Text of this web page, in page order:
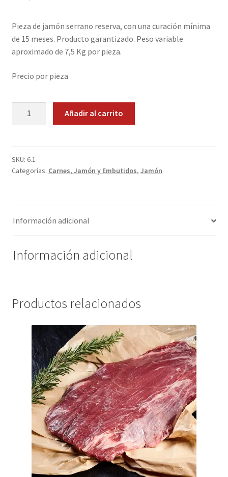
Quienes somos
Pieza de jamón serrano reserva, con una curación mínima
de 15 meses. Producto garantizado. Peso variable
aproximado de 7,5 Kg por pieza.
Precio por pieza
Entera
cantidad
Añadir al carrito
SKU: 6.1
Categorías: Carnes, Jamón y Embutidos, Jamón
Información adicional
Información adicional
Productos relacionados